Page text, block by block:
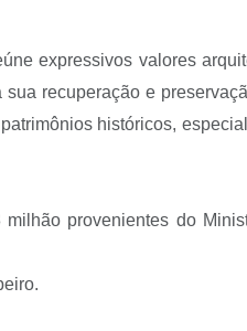
expressivos valores
recuperação e
históricos,
provenientes do